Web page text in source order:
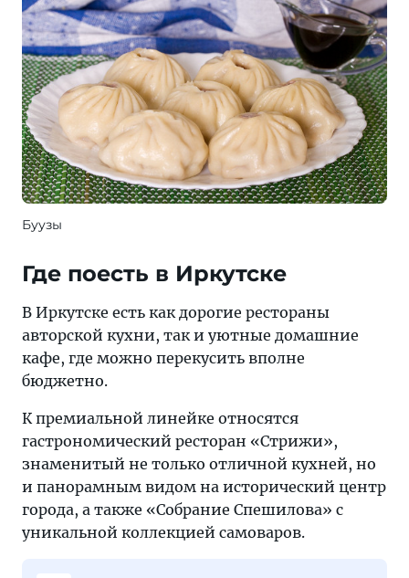
Буузы
Где поесть в Иркутске
В Иркутске есть как дорогие рестораны
авторской кухни, так и уютные домашние
кафе, где можно перекусить вполне
бюджетно.
К премиальной линейке относятся
гастрономический ресторан «Стрижи»,
знаменитый не только отличной кухней, но
и панорамным видом на исторический центр
города, а также «Собрание Спешилова» с
уникальной коллекцией самоваров.